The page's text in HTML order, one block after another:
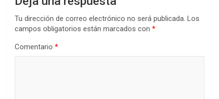
Tu dirección de correo electrónico no será publicada. Los
campos obligatorios están marcados con *
Comentario *